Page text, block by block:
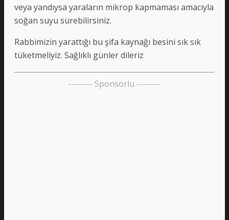
veya yandıysa yaraların mikrop kapmaması amacıyla
soğan suyu sürebilirsiniz.
Rabbimizin yarattığı bu şifa kaynağı besini sık sık
tüketmeliyiz. Sağlıklı günler dileriz
-------- Sponsorlu --------